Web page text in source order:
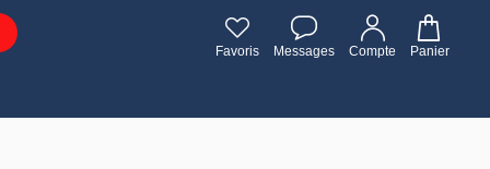
Favoris Messages Compte Panier